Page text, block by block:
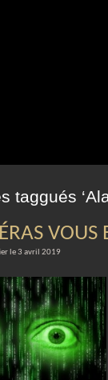
taggués
VOUS
le 3 avril 2019